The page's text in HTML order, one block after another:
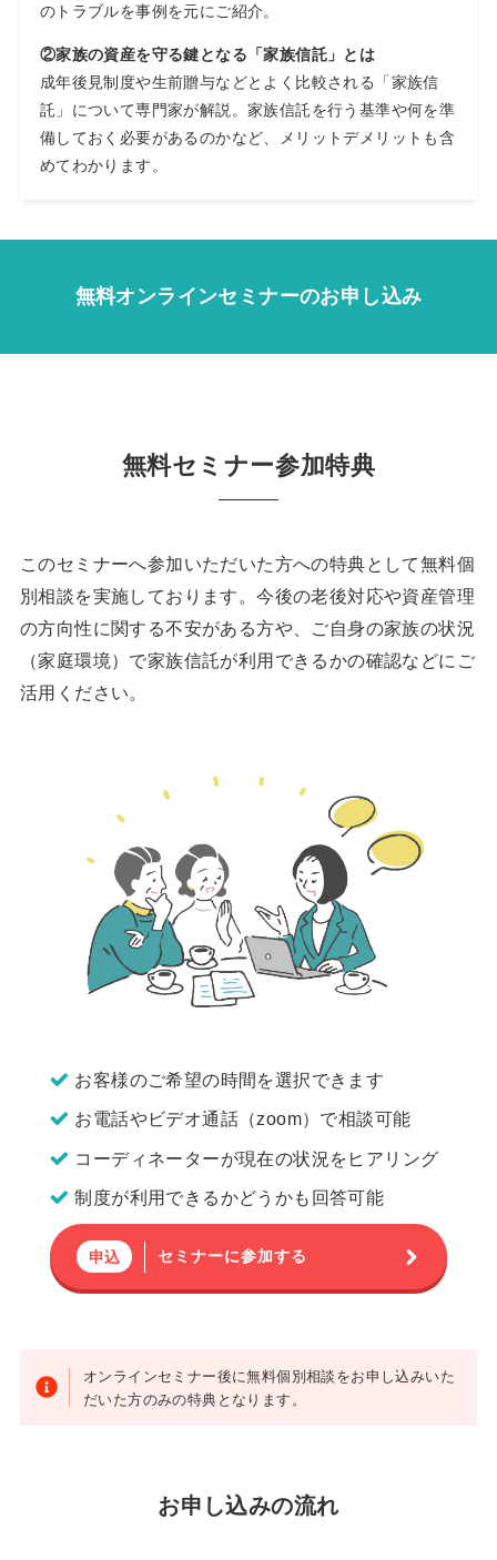
のトラブルを事例を元にご紹介。
②家族の資産を守る鍵となる「家族信託」とは
成年後見制度や生前贈与などとよく比較される「家族信
託」について専門家が解説。家族信託を行う基準や何を準
備しておく必要があるのかなど、メリットデメリットも含
めてわかります。
無料オンラインセミナーのお申し込み
無料セミナー参加特典
このセミナーへ参加いただいた方への特典として無料個
別相談を実施しております。今後の老後対応や資産管理
の方向性に関する不安がある方や、ご自身の家族の状況
（家庭環境）で家族信託が利用できるかの確認などにご
活用ください。
お客様のご希望の時間を選択できます
お電話やビデオ通話（zoom）で相談可能
コーディネーターが現在の状況をヒアリング
制度が利用できるかどうかも回答可能
申込 セミナーに参加する
オンラインセミナー後に無料個別相談をお申し込みいた
だいた方のみの特典となります。
お申し込みの流れ